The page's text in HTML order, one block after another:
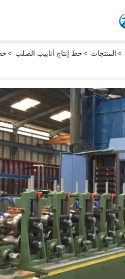
>المنتجات >خط إنتاج أنابيب الصلب >خط